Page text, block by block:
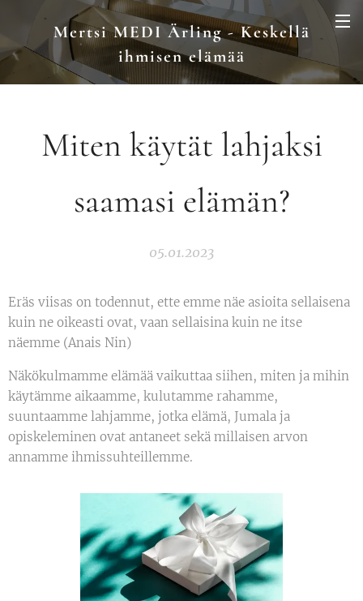
Mertsi MEDI Ärling - Keskellä
ihmisen elämää
Miten käytät lahjaksi
saamasi elämän?
05.01.2023
Eräs viisas on todennut, ette emme näe asioita sellaisena
kuin ne oikeasti ovat, vaan sellaisina kuin ne itse
näemme (Anais Nin)
Näkökulmamme elämää vaikuttaa siihen, miten ja mihin
käytämme aikaamme, kulutamme rahamme,
suuntaamme lahjamme, jotka elämä, Jumala ja
opiskeleminen ovat antaneet sekä millaisen arvon
annamme ihmissuhteillemme.